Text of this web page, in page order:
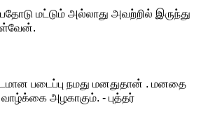
மட்டும் அல்லாது அவற்றில் இருந்து
படைப்பு நமது மனதுதான் . மனதை
அழகாகும். - புத்தர்